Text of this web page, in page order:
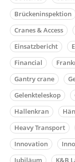
Brückeninspektion
Cranes & Access
Einsatzbericht
Financial
Gantry crane
Gelenkteleskop
Hallenkran
Heavy Transport
Innovation
Jubiläum
K&B